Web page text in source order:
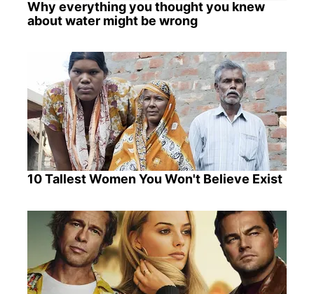
Why everything you thought you knew
about water might be wrong
10 Tallest Women You Won't Believe Exist